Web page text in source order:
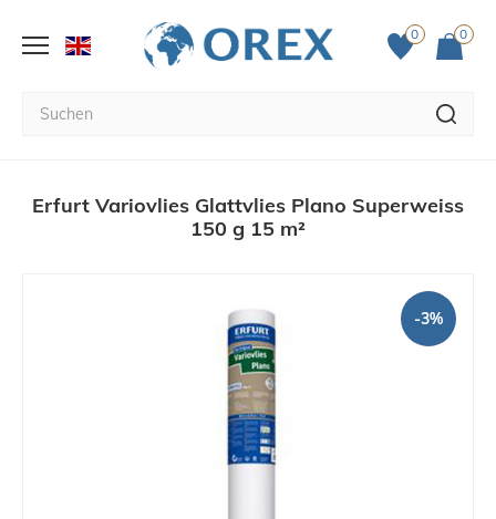
0 0
Erfurt Variovlies Glattvlies Plano Superweiss
150 g 15 m²
-3%